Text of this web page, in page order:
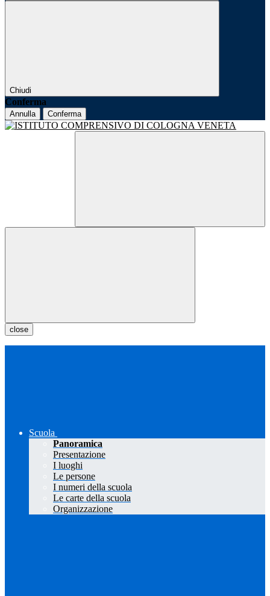
Chiudi
Conferma
Annulla Conferma
close
Scuola
Panoramica
Presentazione
I luoghi
Le persone
I numeri della scuola
Le carte della scuola
Organizzazione